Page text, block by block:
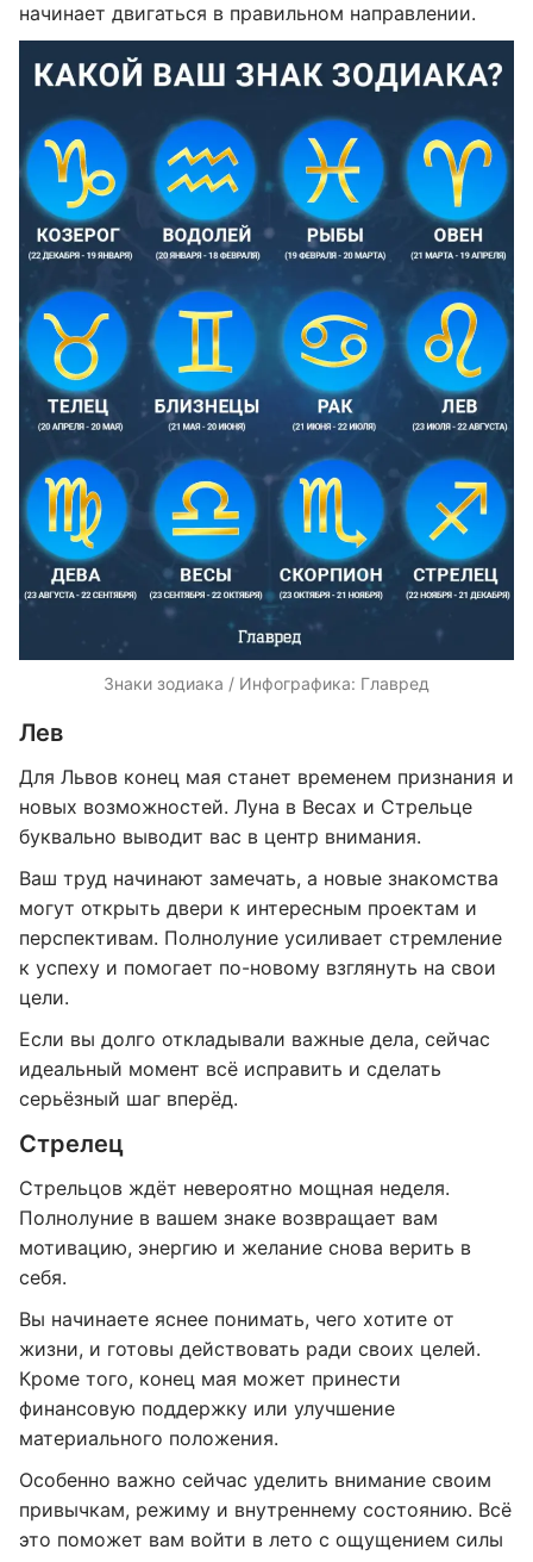
начинает двигаться в правильном направлении.
Знаки зодиака / Инфографика: Главред
Лев
Для Львов конец мая станет временем признания и
новых возможностей. Луна в Весах и Стрельце
буквально выводит вас в центр внимания.
Ваш труд начинают замечать, а новые знакомства
могут открыть двери к интересным проектам и
перспективам. Полнолуние усиливает стремление
к успеху и помогает по-новому взглянуть на свои
цели.
Если вы долго откладывали важные дела, сейчас
идеальный момент всё исправить и сделать
серьёзный шаг вперёд.
Стрелец
Стрельцов ждёт невероятно мощная неделя.
Полнолуние в вашем знаке возвращает вам
мотивацию, энергию и желание снова верить в
себя.
Вы начинаете яснее понимать, чего хотите от
жизни, и готовы действовать ради своих целей.
Кроме того, конец мая может принести
финансовую поддержку или улучшение
материального положения.
Особенно важно сейчас уделить внимание своим
привычкам, режиму и внутреннему состоянию. Всё
это поможет вам войти в лето с ощущением силы